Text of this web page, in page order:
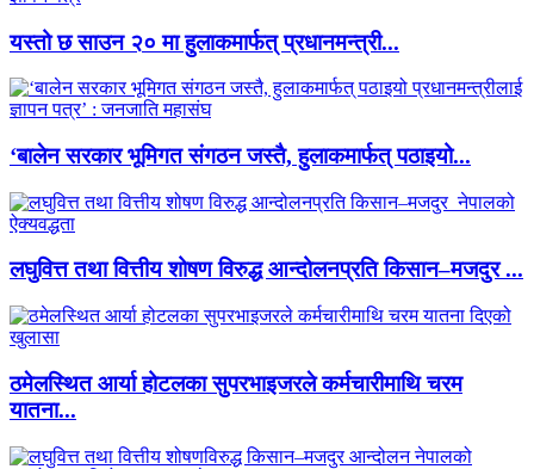
यस्तो छ साउन २० मा हुलाकमार्फत् प्रधानमन्त्री...
‘बालेन सरकार भूमिगत संगठन जस्तै, हुलाकमार्फत् पठाइयो...
लघुवित्त तथा वित्तीय शोषण विरुद्ध आन्दोलनप्रति किसान–मजदुर ...
ठमेलस्थित आर्या होटलका सुपरभाइजरले कर्मचारीमाथि चरम
यातना...